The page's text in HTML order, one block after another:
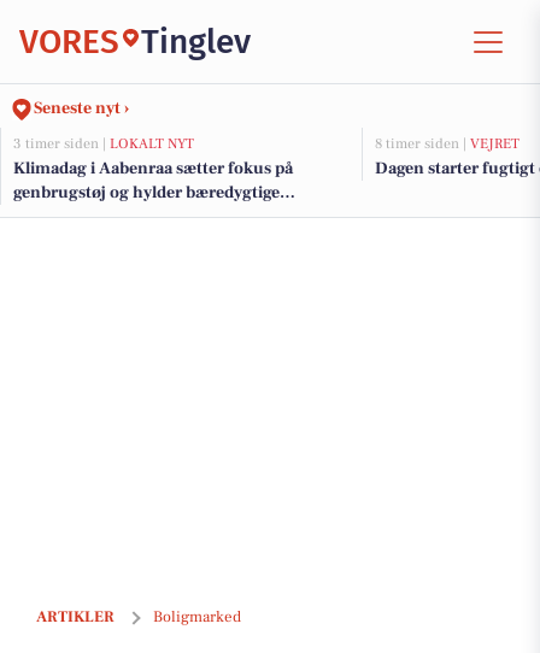
VORES Tinglev
Seneste nyt ›
3 timer siden | LOKALT NYT
Klimadag i Aabenraa sætter fokus på
genbrugstøj og hylder bæredygtige
initiativer med klimapris
8 timer siden | VEJRET
Dagen starter
ARTIKLER Boligmarked
Drømmer du om luksus? Se Aabenraa kommune dyreste bolig til